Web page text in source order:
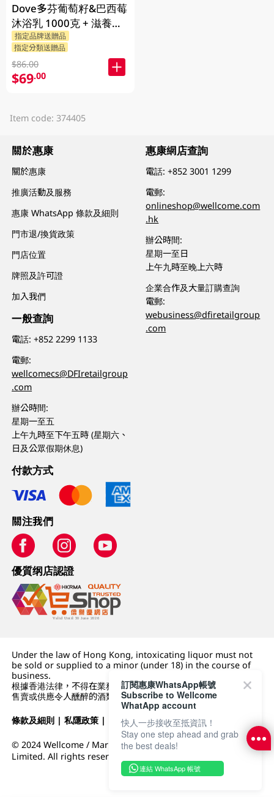
Dove多芬葡萄籽&巴西莓
沐浴乳 1000克 + 滋養柔
嫰沐浴乳 1000克 + 隨機
贈品 200克
指定品牌送贈品
指定分類送贈品
$86.00
$69.00
Item code: 374405
關於惠康
關於惠康
推廣活動及服務
惠康 WhatsApp 條款及細則
門市退/換貨政策
門店位置
牌照及許可證
加入我們
一般查詢
電話:+852 2299 1133
電郵:
wellcomecs@DFIretailgroup
.com
辦公時間:
星期一至五
上午九時至下午五時 (星期六、
日及公眾假期休息)
惠康網店查詢
電話:+852 3001 1299
電郵:
onlineshop@wellcome.com
.hk
辦公時間:
星期一至日
上午九時至晚上六時
企業合作及大量訂購查詢
電郵:
webusiness@dfiretailgroup
.com
付款方式
關注我們
優質纲店認證
Under the law of Hong Kong, intoxicating liquor must not
be sold or supplied to a minor (under 18) in the course of
business.
根據香港法律，不得在業務過程中，向未成年人 (18 歲以下人士)
售賣或供應令人醺醉的酒類。
條款及細則 |私隱政策 | DFI零售集團
© 2024 Wellcome / Market Place. The Dairy Farm Company
Limited. All rights reserved.
訂閱惠康WhatsApp帳號
Subscribe to Wellcome
WhatApp account
快人一步接收至抵資訊！
Stay one step ahead and grab
the best deals!
連結 WhatsApp 帳號